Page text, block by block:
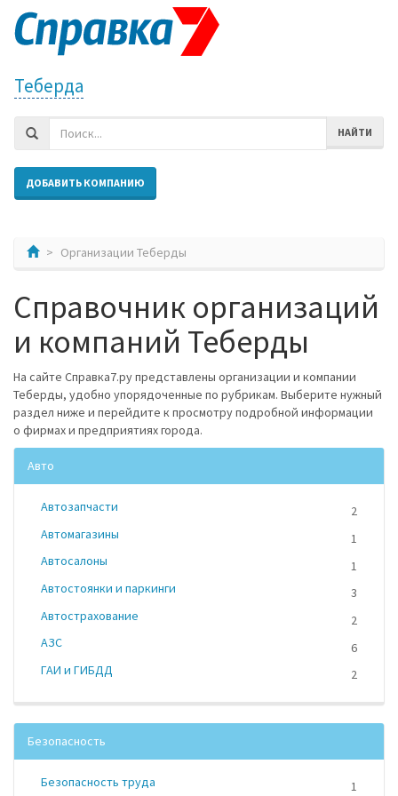
Теберда
НАЙТИ
ДОБАВИТЬ КОМПАНИЮ
Организации Теберды
Справочник организаций
и компаний Теберды
На сайте Справка7.ру представлены организации и компании
Теберды, удобно упорядоченные по рубрикам. Выберите нужный
раздел ниже и перейдите к просмотру подробной информации
о фирмах и предприятиях города.
Авто
Автозапчасти
2
Автомагазины
1
Автосалоны
1
Автостоянки и паркинги
3
Автострахование
2
АЗС
6
ГАИ и ГИБДД
2
Безопасность
Безопасность труда
1